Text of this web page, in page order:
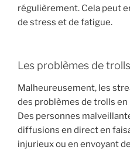
régulièrement. Cela peut
de stress et de fatigue.
Les problèmes de
Malheureusement, les
des problèmes de trolls
Des personnes
diffusions en direct en
injurieux ou en envoyant